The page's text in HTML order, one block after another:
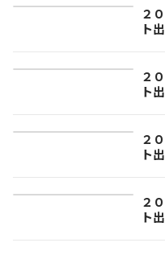
２
ト
２
ト
２
ト
２
ト